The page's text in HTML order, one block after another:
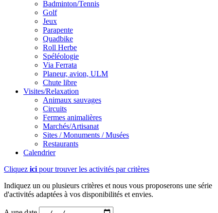
Badminton/Tennis
Golf
Jeux
Parapente
Quadbike
Roll Herbe
Spéléologie
Via Ferrata
Planeur, avion, ULM
Chute libre
Visites/Relaxation
Animaux sauvages
Circuits
Fermes animalières
Marchés/Artisanat
Sites / Monuments / Musées
Restaurants
Calendrier
Cliquez ici pour trouver les activités par critères
Indiquez un ou plusieurs critères et nous vous proposerons une série
d'activités adaptées à vos disponibilités et envies.